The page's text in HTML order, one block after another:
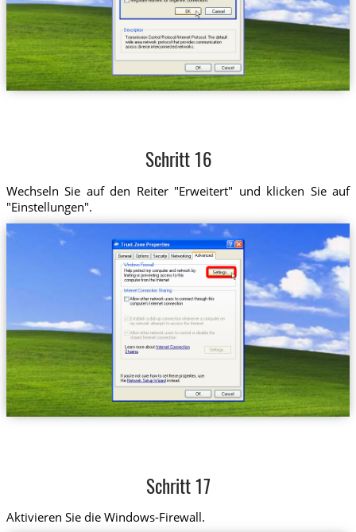
Schritt 16
Wechseln Sie auf den Reiter "Erweitert" und klicken Sie auf
"Einstellungen".
Schritt 17
Aktivieren Sie die Windows-Firewall.